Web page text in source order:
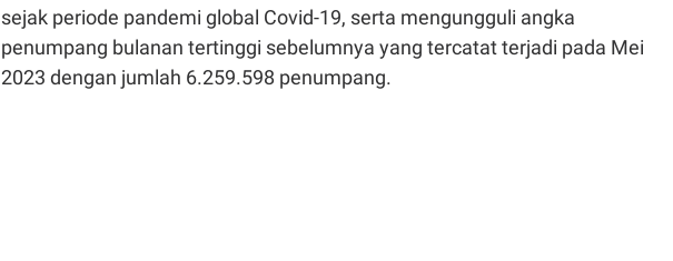
sejak periode pandemi global Covid-19, serta mengungguli angka
penumpang bulanan tertinggi sebelumnya yang tercatat terjadi pada Mei
2023 dengan jumlah 6.259.598 penumpang.